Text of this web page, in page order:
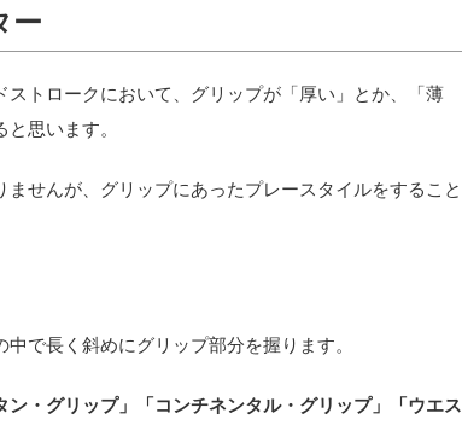
ー
トロークにおいて、グリップが「厚い」とか、「薄
思います。
せんが、グリップにあったプレースタイルをすること
中で長く斜めにグリップ部分を握ります。
ン・グリップ」「コンチネンタル・グリップ」「ウエス